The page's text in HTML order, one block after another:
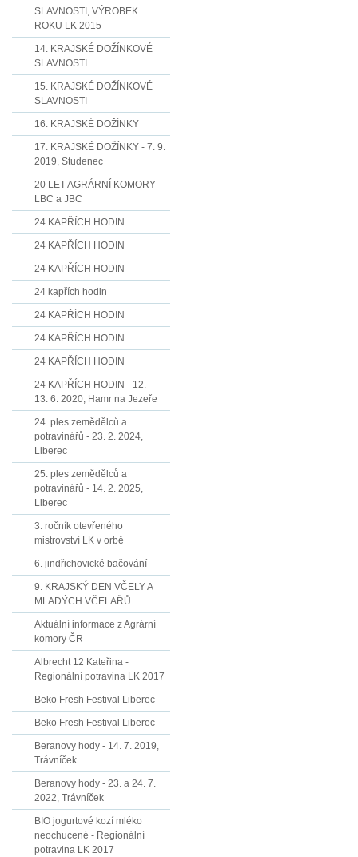
SLAVNOSTI, VÝROBEK
ROKU LK 2015
14. KRAJSKÉ DOŽÍNKOVÉ
SLAVNOSTI
15. KRAJSKÉ DOŽÍNKOVÉ
SLAVNOSTI
16. KRAJSKÉ DOŽÍNKY
17. KRAJSKÉ DOŽÍNKY - 7. 9.
2019, Studenec
20 LET AGRÁRNÍ KOMORY
LBC a JBC
24 KAPŘÍCH HODIN
24 KAPŘÍCH HODIN
24 KAPŘÍCH HODIN
24 kapřích hodin
24 KAPŘÍCH HODIN
24 KAPŘÍCH HODIN
24 KAPŘÍCH HODIN
24 KAPŘÍCH HODIN - 12. -
13. 6. 2020, Hamr na Jezeře
24. ples zemědělců a
potravinářů - 23. 2. 2024,
Liberec
25. ples zemědělců a
potravinářů - 14. 2. 2025,
Liberec
3. ročník otevřeného
mistrovství LK v orbě
6. jindřichovické bačování
9. KRAJSKÝ DEN VČELY A
MLADÝCH VČELAŘŮ
Aktuální informace z Agrární
komory ČR
Albrecht 12 Kateřina -
Regionální potravina LK 2017
Beko Fresh Festival Liberec
Beko Fresh Festival Liberec
Beranovy hody - 14. 7. 2019,
Trávníček
Beranovy hody - 23. a 24. 7.
2022, Trávníček
BIO jogurtové kozí mléko
neochucené - Regionální
potravina LK 2017